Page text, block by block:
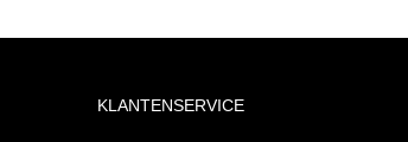
KLANTENSERVICE